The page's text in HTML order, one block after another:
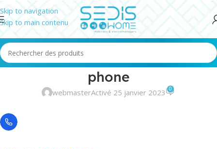
Skip to navigation
Skip to main contenu
phone
webmasterActivé 25 janvier 2023 0